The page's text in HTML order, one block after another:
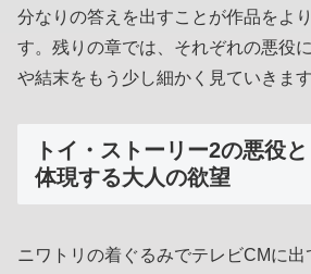
分なりの答えを出すことが作品をよ
す。残りの章では、それぞれの悪役
や結末をもう少し細かく見ていきます
トイ・ストーリー2の悪役
体現する大人の欲望
ニワトリの着ぐるみでテレビCMに出